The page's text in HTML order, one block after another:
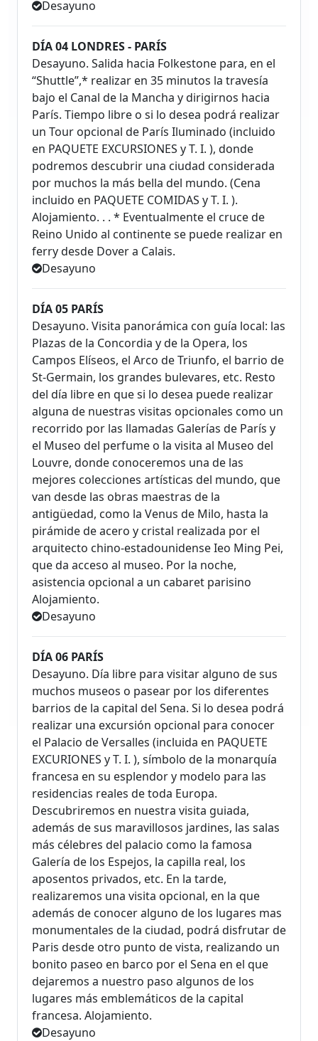
Desayuno
DÍA 04 LONDRES - PARÍS
Desayuno. Salida hacia Folkestone para, en el
“Shuttle”,* realizar en 35 minutos la travesía
bajo el Canal de la Mancha y dirigirnos hacia
París. Tiempo libre o si lo desea podrá realizar
un Tour opcional de París Iluminado (incluido
en PAQUETE EXCURSIONES y T. I. ), donde
podremos descubrir una ciudad considerada
por muchos la más bella del mundo. (Cena
incluido en PAQUETE COMIDAS y T. I. ).
Alojamiento. . . * Eventualmente el cruce de
Reino Unido al continente se puede realizar en
ferry desde Dover a Calais.
Desayuno
DÍA 05 PARÍS
Desayuno. Visita panorámica con guía local: las
Plazas de la Concordia y de la Opera, los
Campos Elíseos, el Arco de Triunfo, el barrio de
St-Germain, los grandes bulevares, etc. Resto
del día libre en que si lo desea puede realizar
alguna de nuestras visitas opcionales como un
recorrido por las llamadas Galerías de París y
el Museo del perfume o la visita al Museo del
Louvre, donde conoceremos una de las
mejores colecciones artísticas del mundo, que
van desde las obras maestras de la
antigüedad, como la Venus de Milo, hasta la
pirámide de acero y cristal realizada por el
arquitecto chino-estadounidense Ieo Ming Pei,
que da acceso al museo. Por la noche,
asistencia opcional a un cabaret parisino
Alojamiento.
Desayuno
DÍA 06 PARÍS
Desayuno. Día libre para visitar alguno de sus
muchos museos o pasear por los diferentes
barrios de la capital del Sena. Si lo desea podrá
realizar una excursión opcional para conocer
el Palacio de Versalles (incluida en PAQUETE
EXCURIONES y T. I. ), símbolo de la monarquía
francesa en su esplendor y modelo para las
residencias reales de toda Europa.
Descubriremos en nuestra visita guiada,
además de sus maravillosos jardines, las salas
más célebres del palacio como la famosa
Galería de los Espejos, la capilla real, los
aposentos privados, etc. En la tarde,
realizaremos una visita opcional, en la que
además de conocer alguno de los lugares mas
monumentales de la ciudad, podrá disfrutar de
Paris desde otro punto de vista, realizando un
bonito paseo en barco por el Sena en el que
dejaremos a nuestro paso algunos de los
lugares más emblemáticos de la capital
francesa. Alojamiento.
Desayuno